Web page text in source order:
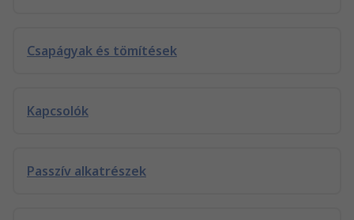
Csapágyak és tömítések
Kapcsolók
Passzív alkatrészek